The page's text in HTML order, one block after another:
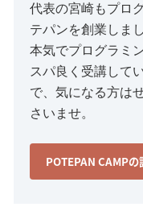
代表の宮崎もプロ
テパンを創業しまし
本気でプログラミ
スパ良く受講して
で、気になる方は
さいませ。
POTEPAN CAMPの